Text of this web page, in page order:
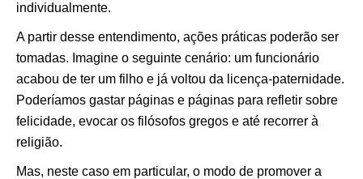
individualmente.
A partir desse entendimento, ações práticas poderão ser
tomadas. Imagine o seguinte cenário: um funcionário
acabou de ter um filho e já voltou da licença-paternidade.
Poderíamos gastar páginas e páginas para refletir sobre
felicidade, evocar os filósofos gregos e até recorrer à
religião.
Mas, neste caso em particular, o modo de promover a